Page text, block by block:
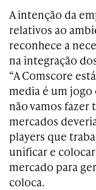
A intenção da
relativos ao
reconhece a
na integração
“A Comscore
media é um jogo
não vamos fazer
mercados
players que
unificar e
mercado para
coloca.